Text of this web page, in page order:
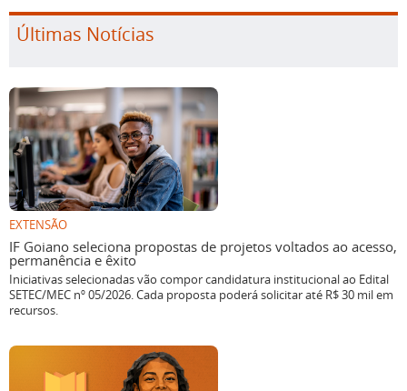
Últimas Notícias
EXTENSÃO
IF Goiano seleciona propostas de projetos voltados ao acesso,
permanência e êxito
Iniciativas selecionadas vão compor candidatura institucional ao Edital
SETEC/MEC nº 05/2026. Cada proposta poderá solicitar até R$ 30 mil em
recursos.